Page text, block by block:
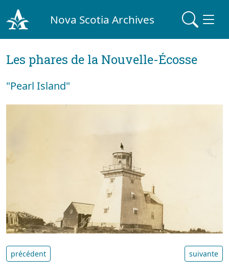
Nova Scotia Archives
Les phares de la Nouvelle-Écosse
"Pearl Island"
précédent suivante